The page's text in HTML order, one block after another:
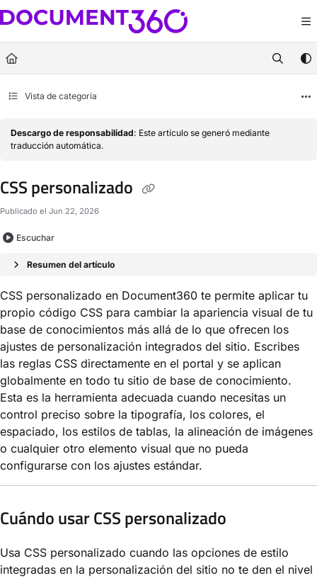
Documentation Index
Fetch the complete documentation index at:https://docs.document360.com/
Use this file to discover all available pages before exploring further.
Vista de categoría
Descargo de responsabilidad: Este artículo se generó mediante
traducción automática.
CSS personalizado
Publicado el Jun 22, 2026
Escuchar
Resumen del artículo
CSS personalizado en Document360 te permite aplicar tu
propio código CSS para cambiar la apariencia visual de tu
base de conocimientos más allá de lo que ofrecen los
ajustes de personalización integrados del sitio. Escribes
las reglas CSS directamente en el portal y se aplican
globalmente en todo tu sitio de base de conocimiento.
Esta es la herramienta adecuada cuando necesitas un
control preciso sobre la tipografía, los colores, el
espaciado, los estilos de tablas, la alineación de imágenes
o cualquier otro elemento visual que no pueda
configurarse con los ajustes estándar.
Cuándo usar CSS personalizado
Usa CSS personalizado cuando las opciones de estilo
integradas en la personalización del sitio no te den el nivel